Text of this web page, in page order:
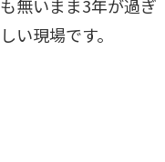
無いまま3年が過ぎ
現場です。